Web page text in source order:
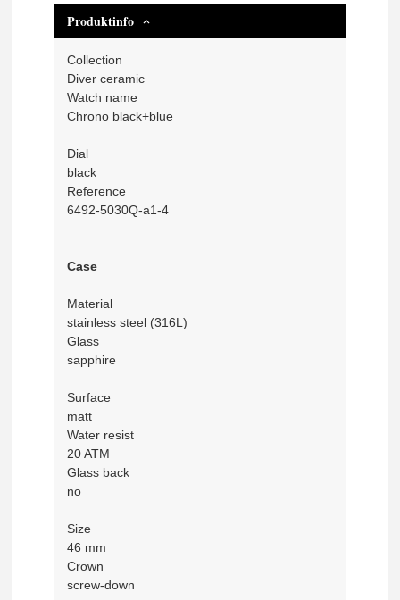
Produktinfo
Collection
Diver ceramic
Watch name
Chrono black+blue
Dial
black
Reference
6492-5030Q-a1-4
Case
Material
stainless steel (316L)
Glass
sapphire
Surface
matt
Water resist
20 ATM
Glass back
no
Size
46 mm
Crown
screw-down